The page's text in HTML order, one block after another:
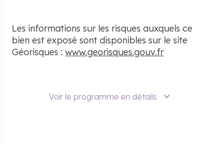
Les informations sur les risques auxquels ce
bien est exposé sont disponibles sur le site
Géorisques : www.georisques.gouv.fr
Voir le programme en détails